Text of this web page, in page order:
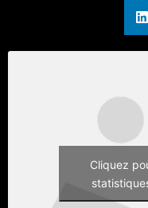
Cliquez